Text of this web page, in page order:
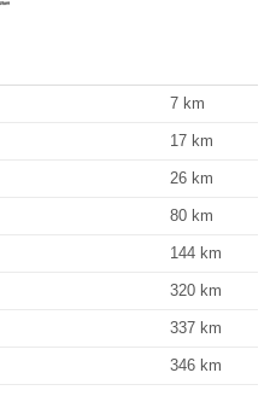
7 km
17 km
26 km
80 km
144 km
320 km
337 km
346 km